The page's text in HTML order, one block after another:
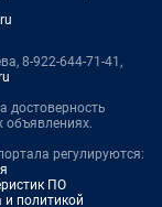
8-922-644-71-41,
достоверность
регулируются:
ПО
политикой